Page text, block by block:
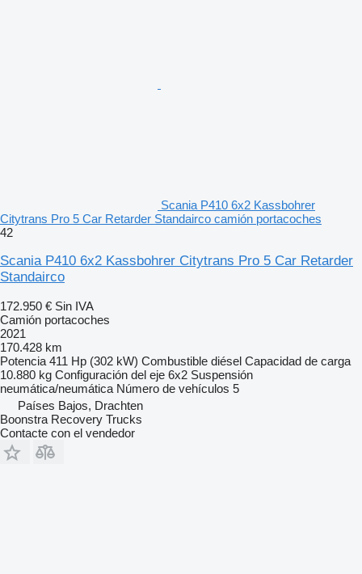
Scania P410 6x2 Kassbohrer
Citytrans Pro 5 Car Retarder Standairco camión portacoches
42
Scania P410 6x2 Kassbohrer Citytrans Pro 5 Car Retarder
Standairco
172.950 € Sin IVA
Camión portacoches
2021
170.428 km
Potencia 411 Hp (302 kW) Combustible diésel Capacidad de carga
10.880 kg Configuración del eje 6x2 Suspensión
neumática/neumática Número de vehículos 5
Países Bajos, Drachten
Boonstra Recovery Trucks
Contacte con el vendedor